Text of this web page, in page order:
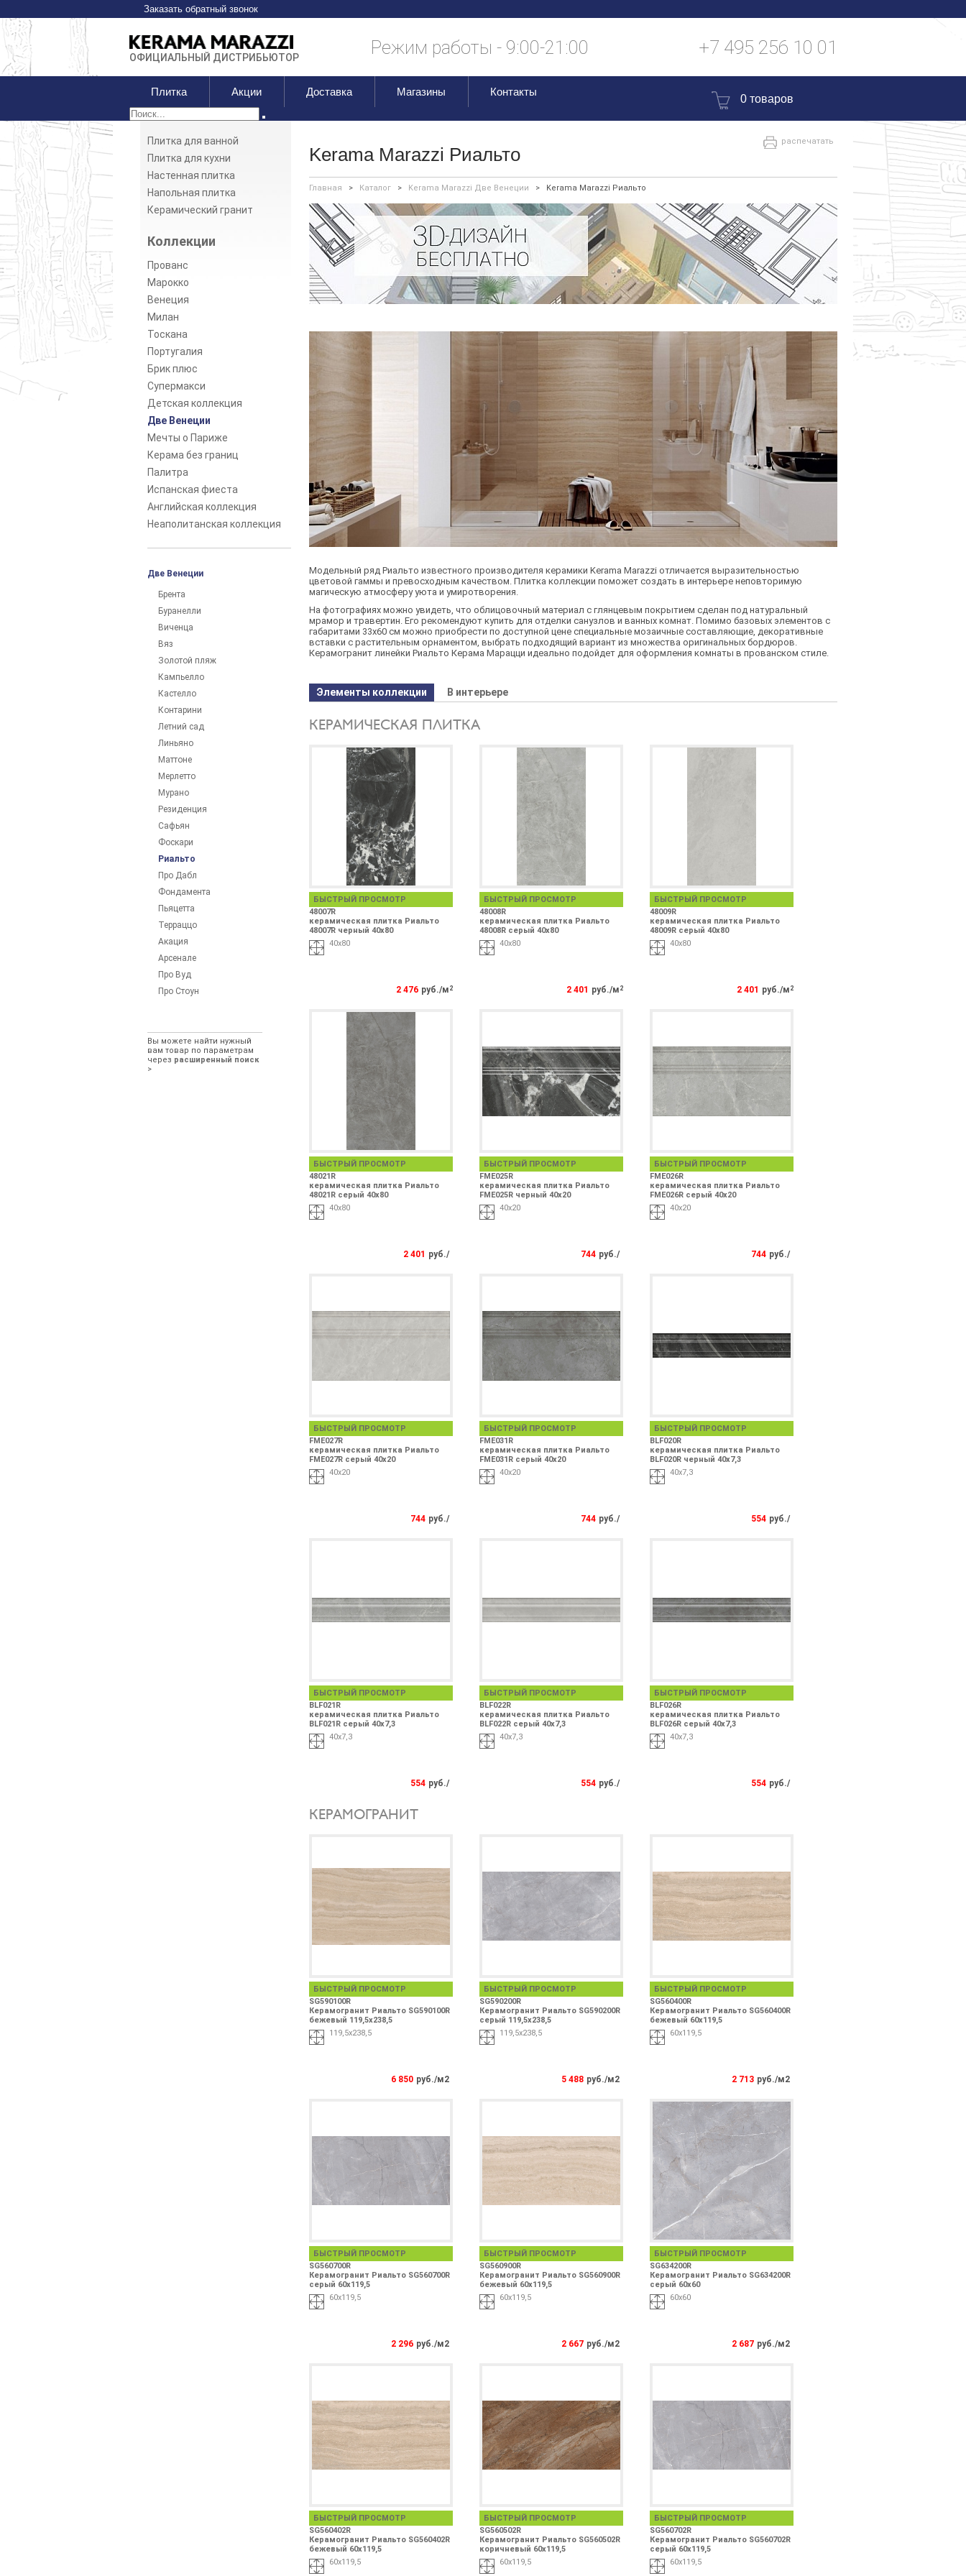
Заказать обратный звонок
ОФИЦИАЛЬНЫЙ ДИСТРИБЬЮТОР Режим работы - 9:00-21:00 +7 495 256 10 01
Плитка Акции Доставка Магазины Контакты
0 товаров
Плитка для ванной
Плитка для кухни
Настенная плитка
Напольная плитка
Керамический гранит
Коллекции
Прованс
Марокко
Венеция
Милан
Тоскана
Португалия
Брик плюс
Супермакси
Детская коллекция
Две Венеции
Мечты о Париже
Керама без границ
Палитра
Испанская фиеста
Английская коллекция
Неаполитанская коллекция
Две Венеции
Брента
Буранелли
Виченца
Вяз
Золотой пляж
Кампьелло
Кастелло
Контарини
Летний сад
Линьяно
Маттоне
Мерлетто
Мурано
Резиденция
Сафьян
Фоскари
Риальто
Про Дабл
Фондамента
Пьяцетта
Терраццо
Акация
Арсенале
Про Вуд
Про Стоун
Вы можете найти нужный
вам товар по параметрам
через расширенный поиск
>
Kerama Marazzi Риальто
распечатать
Главная > Каталог > Kerama Marazzi Две Венеции > Kerama Marazzi Риальто
Модельный ряд Риальто известного производителя керамики Kerama Marazzi отличается выразительностью
цветовой гаммы и превосходным качеством. Плитка коллекции поможет создать в интерьере неповторимую
магическую атмосферу уюта и умиротворения.
На фотографиях можно увидеть, что облицовочный материал с глянцевым покрытием сделан под натуральный
мрамор и травертин. Его рекомендуют купить для отделки санузлов и ванных комнат. Помимо базовых элементов с
габаритами 33х60 см можно приобрести по доступной цене специальные мозаичные составляющие, декоративные
вставки с растительным орнаментом, выбрать подходящий вариант из множества оригинальных бордюров.
Керамогранит линейки Риальто Керама Марацци идеально подойдет для оформления комнаты в прованском стиле.
Элементы коллекции В интерьере
КЕРАМИЧЕСКАЯ ПЛИТКА
БЫСТРЫЙ ПРОСМОТР
48007R
керамическая плитка Риальто
48007R черный 40x80
40x80
2 476 руб./м 2
БЫСТРЫЙ ПРОСМОТР
48008R
керамическая плитка Риальто
48008R серый 40x80
40x80
2 401 руб./м 2
БЫСТРЫЙ ПРОСМОТР
48009R
керамическая плитка Риальто
48009R серый 40x80
40x80
2 401 руб./м 2
БЫСТРЫЙ ПРОСМОТР
48021R
керамическая плитка Риальто
48021R серый 40x80
40x80
2 401 руб./
БЫСТРЫЙ ПРОСМОТР
FME025R
керамическая плитка Риальто
FME025R черный 40x20
40x20
744 руб./
БЫСТРЫЙ ПРОСМОТР
FME026R
керамическая плитка Риальто
FME026R серый 40x20
40x20
744 руб./
БЫСТРЫЙ ПРОСМОТР
FME027R
керамическая плитка Риальто
FME027R серый 40x20
40x20
744 руб./
БЫСТРЫЙ ПРОСМОТР
FME031R
керамическая плитка Риальто
FME031R серый 40x20
40x20
744 руб./
БЫСТРЫЙ ПРОСМОТР
BLF020R
керамическая плитка Риальто
BLF020R черный 40x7,3
40x7,3
554 руб./
БЫСТРЫЙ ПРОСМОТР
BLF021R
керамическая плитка Риальто
BLF021R серый 40x7,3
40x7,3
554 руб./
БЫСТРЫЙ ПРОСМОТР
BLF022R
керамическая плитка Риальто
BLF022R серый 40x7,3
40x7,3
554 руб./
БЫСТРЫЙ ПРОСМОТР
BLF026R
керамическая плитка Риальто
BLF026R серый 40x7,3
40x7,3
554 руб./
КЕРАМОГРАНИТ
БЫСТРЫЙ ПРОСМОТР
SG590100R
Керамогранит Риальто SG590100R
бежевый 119,5х238,5
119,5х238,5
6 850 руб./м2
БЫСТРЫЙ ПРОСМОТР
SG590200R
Керамогранит Риальто SG590200R
серый 119,5х238,5
119,5х238,5
5 488 руб./м2
БЫСТРЫЙ ПРОСМОТР
SG560400R
Керамогранит Риальто SG560400R
бежевый 60х119,5
60х119,5
2 713 руб./м2
БЫСТРЫЙ ПРОСМОТР
SG560700R
Керамогранит Риальто SG560700R
серый 60х119,5
60х119,5
2 296 руб./м2
БЫСТРЫЙ ПРОСМОТР
SG560900R
Керамогранит Риальто SG560900R
бежевый 60х119,5
60х119,5
2 667 руб./м2
БЫСТРЫЙ ПРОСМОТР
SG634200R
Керамогранит Риальто SG634200R
серый 60х60
60х60
2 687 руб./м2
БЫСТРЫЙ ПРОСМОТР
SG560402R
Керамогранит Риальто SG560402R
бежевый 60х119,5
60х119,5
БЫСТРЫЙ ПРОСМОТР
SG560502R
Керамогранит Риальто SG560502R
коричневый 60х119,5
60х119,5
БЫСТРЫЙ ПРОСМОТР
SG560702R
Керамогранит Риальто SG560702R
серый 60х119,5
60х119,5